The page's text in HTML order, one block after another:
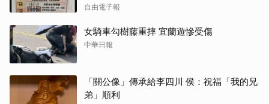
自由電子報
女騎車勾樹藤重摔 宜蘭遊慘受傷
中華日報
「關公像」傳承給李四川 侯：祝福「我的兄
弟」順利